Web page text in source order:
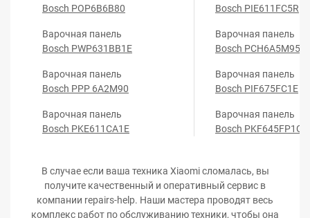
Bosch POP6B6B80
Варочная панель
Bosch PWP631BB1E
Варочная панель
Bosch PPP 6A2M90
Варочная панель
Bosch PKE611CA1E
Bosch PIE611FC5R
Варочная панель
Bosch PCH6A5M95R
Варочная панель
Bosch PIF675FC1E
Варочная панель
Bosch PKF645FP1G
В случае если ваша техника Xiaomi сломалась, вы
получите качественный и оперативный сервис в
компании repairs-help. Наши мастера проводят весь
комплекс работ по обслуживанию техники, чтобы она